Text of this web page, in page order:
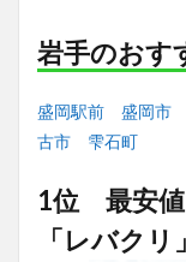
岩手のおす
盛岡駅前 盛岡市
古市
雫石町
1位 最安値
「レバクリ」